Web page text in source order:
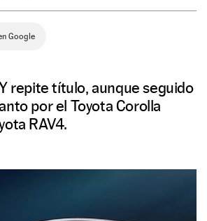
Google
repite título, aunque seguido
por el Toyota Corolla
RAV4.